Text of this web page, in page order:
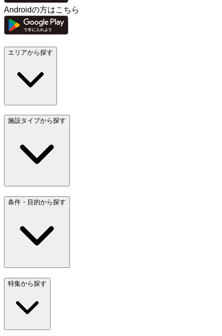
Androidの方はこちら
エリアから探す
施設タイプから探す
条件・目的から探す
特集から探す